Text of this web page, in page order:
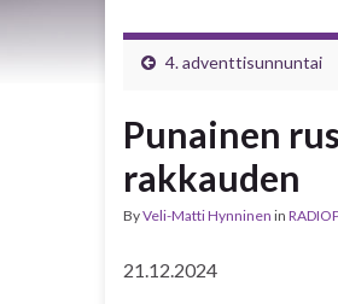
4. adventtisunnuntai
Punainen
rakkauden
ByVeli-Matti Hynninen in
21.12.2024